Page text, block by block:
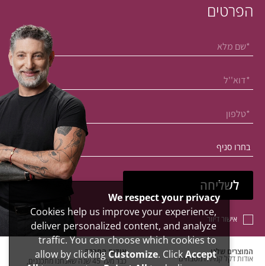
הפרטים
אישור דיוור
המוצרים שלנו
אודות דקל קמילה מטבחים
אודות החברה
כבר מעל 45 שנה שאנחנו מתכננים,
We respect your privacy
Cookies help us improve your experience,
deliver personalized content, and analyze
traffic. You can choose which cookies to
allow by clickingCustomize. ClickAccept